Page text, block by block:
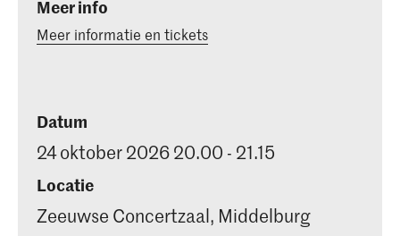
Meer info
Meer informatie en tickets
Datum
24 oktober 2026 20.00 - 21.15
Locatie
Zeeuwse Concertzaal, Middelburg